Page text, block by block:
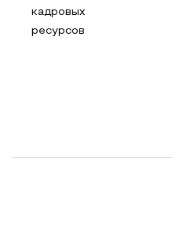
кадровых
ресурсов